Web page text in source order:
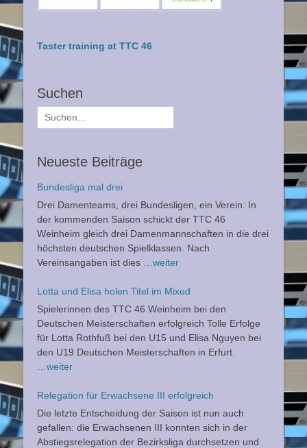
Taster training at TTC 46
Suchen
Suche
nach:
Neueste Beiträge
Bundesliga mal drei
Drei Damenteams, drei Bundesligen, ein Verein: In
der kommenden Saison schickt der TTC 46
Weinheim gleich drei Damenmannschaften in die drei
höchsten deutschen Spielklassen. Nach
Vereinsangaben ist dies
…weiter
Lotta und Elisa holen Titel im Mixed
Spielerinnen des TTC 46 Weinheim bei den
Deutschen Meisterschaften erfolgreich Tolle Erfolge
für Lotta Rothfuß bei den U15 und Elisa Nguyen bei
den U19 Deutschen Meisterschaften in Erfurt.
…weiter
Relegation für Erwachsene III erfolgreich
Die letzte Entscheidung der Saison ist nun auch
gefallen: die Erwachsenen III konnten sich in der
Abstiegsrelegation der Bezirksliga durchsetzen und